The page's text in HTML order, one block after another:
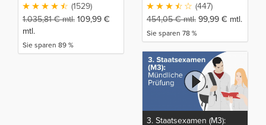
(1529)
1.035,81€mtl. 109,99 €
mtl.
Sie sparen 89 %
(447)
454,05€mtl. 99,99 € mtl.
Sie sparen 78 %
3. Staatsexamen (M3):